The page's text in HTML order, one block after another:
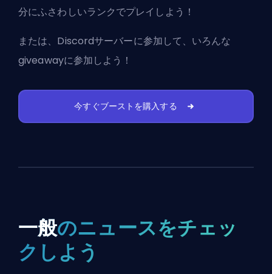
分にふさわしいランクでプレイしよう！
または、 Discordサーバーに参加して、いろんな
giveawayに参加しよう！
今すぐブーストを購入する
一般のニュースをチェッ
クしよう